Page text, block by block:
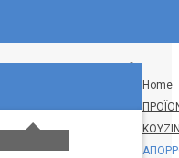
Home